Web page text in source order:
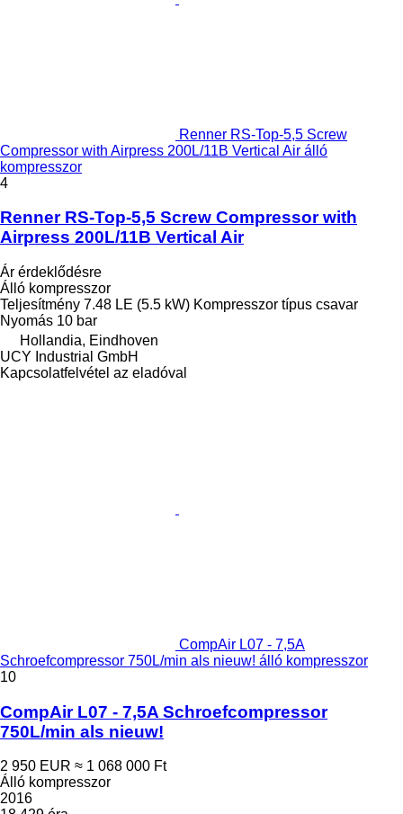
Renner RS-Top-5,5 Screw
Compressor with Airpress 200L/11B Vertical Air álló
kompresszor
4
Renner RS-Top-5,5 Screw Compressor with
Airpress 200L/11B Vertical Air
Ár érdeklődésre
Álló kompresszor
Teljesítmény 7.48 LE (5.5 kW) Kompresszor típus csavar
Nyomás 10 bar
Hollandia, Eindhoven
UCY Industrial GmbH
Kapcsolatfelvétel az eladóval
CompAir L07 - 7,5A
Schroefcompressor 750L/min als nieuw! álló kompresszor
10
CompAir L07 - 7,5A Schroefcompressor
750L/min als nieuw!
2 950 EUR ≈ 1 068 000 Ft
Álló kompresszor
2016